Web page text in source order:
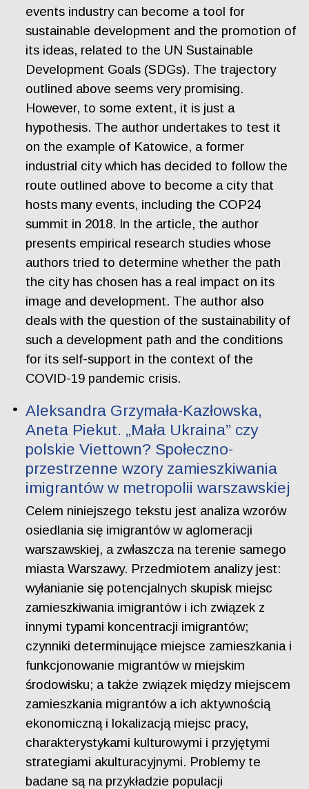
events industry can become a tool for
sustainable development and the promotion of
its ideas, related to the UN Sustainable
Development Goals (SDGs). The trajectory
outlined above seems very promising.
However, to some extent, it is just a
hypothesis. The author undertakes to test it
on the example of Katowice, a former
industrial city which has decided to follow the
route outlined above to become a city that
hosts many events, including the COP24
summit in 2018. In the article, the author
presents empirical research studies whose
authors tried to determine whether the path
the city has chosen has a real impact on its
image and development. The author also
deals with the question of the sustainability of
such a development path and the conditions
for its self-support in the context of the
COVID-19 pandemic crisis.
Aleksandra Grzymała-Kazłowska,
Aneta Piekut. „Mała Ukraina” czy
polskie Viettown? Społeczno-
przestrzenne wzory zamieszkiwania
imigrantów w metropolii warszawskiej
Celem niniejszego tekstu jest analiza wzorów
osiedlania się imigrantów w aglomeracji
warszawskiej, a zwłaszcza na terenie samego
miasta Warszawy. Przedmiotem analizy jest:
wyłanianie się potencjalnych skupisk miejsc
zamieszkiwania imigrantów i ich związek z
innymi typami koncentracji imigrantów;
czynniki determinujące miejsce zamieszkania i
funkcjonowanie migrantów w miejskim
środowisku; a także związek między miejscem
zamieszkania migrantów a ich aktywnością
ekonomiczną i lokalizacją miejsc pracy,
charakterystykami kulturowymi i przyjętymi
strategiami akulturacyjnymi. Problemy te
badane są na przykładzie populacji